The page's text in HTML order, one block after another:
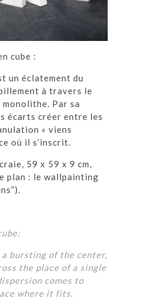
cube :
un éclatement du
à travers le
monolithe. Par sa
écarts créer entre les
« viens
où il s’inscrit.
59 x 59 x 9 cm,
plan : le wallpainting
bursting of the center,
the place of a single
comes to
where it fits.